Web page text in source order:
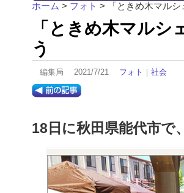
ホーム > フォト > 「ときめ木マルシ
「ときめ木マルシ
う
編集局 2021/7/21 フォト ｜ 社会
18日に秋田県能代市で